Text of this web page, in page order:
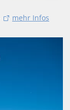
mehr Infos